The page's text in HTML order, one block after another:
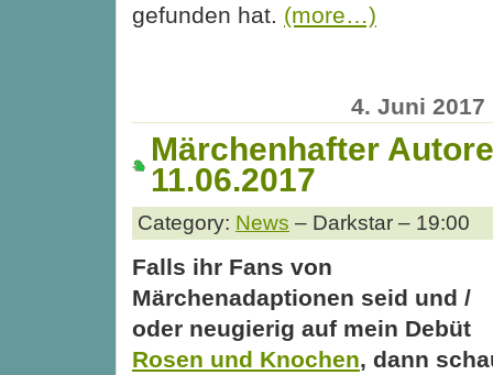
gefunden hat. (more…)
4. Juni 2017
Märchenhafter
11.06.2017
Category: News – Darkstar – 19:00
Falls ihr Fans von
Märchenadaptionen seid und /
oder neugierig auf mein Debüt
Rosen und Knochen, dann